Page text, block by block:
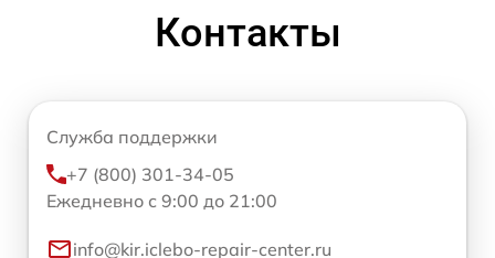
Контакты
Служба поддержки
+7 (800) 301-34-05
Ежедневно с 9:00 до 21:00
info@kir.iclebo-repair-center.ru